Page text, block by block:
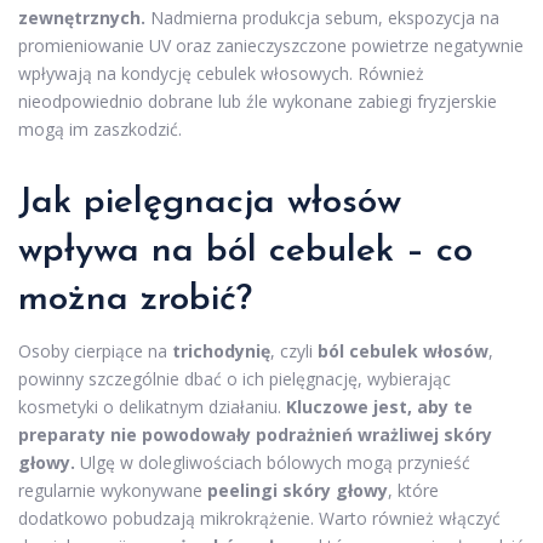
zewnętrznych. Nadmierna produkcja sebum, ekspozycja na
promieniowanie UV oraz zanieczyszczone powietrze negatywnie
wpływają na kondycję cebulek włosowych. Również
nieodpowiednio dobrane lub źle wykonane zabiegi fryzjerskie
mogą im zaszkodzić.
Jak pielęgnacja włosów
wpływa na ból cebulek – co
można zrobić?
Osoby cierpiące na trichodynię, czyli ból cebulek włosów,
powinny szczególnie dbać o ich pielęgnację, wybierając
kosmetyki o delikatnym działaniu. Kluczowe jest, aby te
preparaty nie powodowały podrażnień wrażliwej skóry
głowy. Ulgę w dolegliwościach bólowych mogą przynieść
regularnie wykonywane peelingi skóry głowy, które
dodatkowo pobudzają mikrokrążenie. Warto również włączyć